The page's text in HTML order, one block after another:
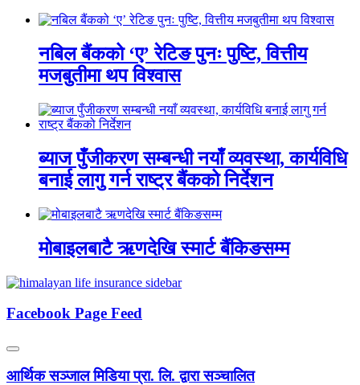
नबिल बैंकको ‘ए’ रेटिङ पुनः पुष्टि, वित्तीय
मजबुतीमा थप विश्वास
ब्याज पुँजीकरण सम्बन्धी नयाँ व्यवस्था, कार्यविधि
बनाई लागु गर्न राष्ट्र बैंकको निर्देशन
मोबाइलबाटै ऋणदेखि स्मार्ट बैंकिङसम्म
Facebook Page Feed
आर्थिक सञ्जाल मिडिया प्रा. लि. द्वारा सञ्चालित